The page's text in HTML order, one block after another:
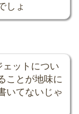
しょ
ットについ
ことが地味に
いてないじゃ